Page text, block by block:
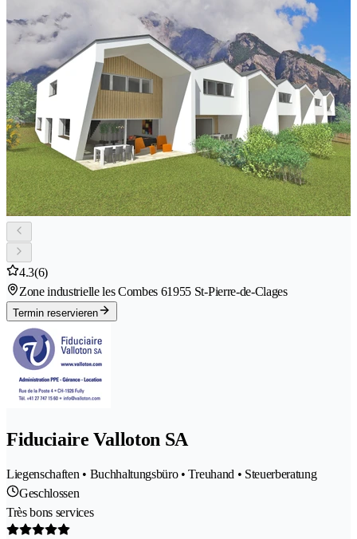
4.3(6)
Zone industrielle les Combes 61955 St-Pierre-de-Clages
Termin reservieren
Fiduciaire Valloton SA
Liegenschaften • Buchhaltungsbüro • Treuhand • Steuerberatung
Geschlossen
Très bons services